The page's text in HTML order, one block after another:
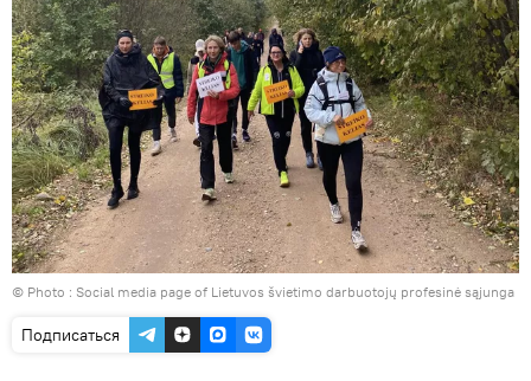
© Photo : Social media page of Lietuvos švietimo darbuotojų profesinė sąjunga
Подписаться